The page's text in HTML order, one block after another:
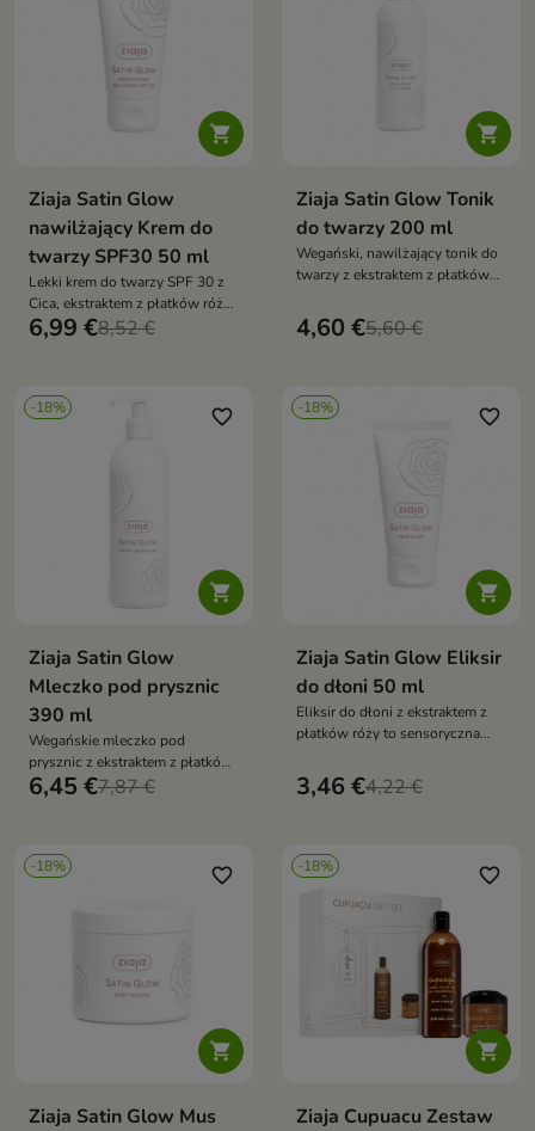

Ziaja Satin Glow
nawilżający Krem do
twarzy SPF30 50 ml
Lekki krem do twarzy SPF 30 z
Cica, ekstraktem z płatków róży i
filtrami UVA/UVB skutecznie
nawilżając ją i nadając subtelny
6,99 €8,52 €

Ziaja Satin Glow Tonik
do twarzy 200 ml
Wegański, nawilżający tonik do
twarzy z ekstraktem z płatków
laktobionowym delikatnie
oczyszcza, tonizuje i odświeża
4,60 €5,60 €
-18%

favorite_border
Ziaja Satin Glow
Mleczko pod prysznic
390 ml
Wegańskie mleczko pod
prysznic z ekstraktem z płatków
róży delikatnie oczyszcza skórę,
podczas kąpieli
6,45 €7,87 €
-18%

favorite_border
Ziaja Satin Glow Eliksir
do dłoni 50 ml
Eliksir do dłoni z ekstraktem z
płatków róży to sensoryczna
nawilża i delikatnie rozświetla
skórę, pozostawiając ją miękką,
3,46 €4,22 €
-18%

favorite_border
Ziaja Satin Glow Mus
-18%

favorite_border
Ziaja Cupuacu Zestaw